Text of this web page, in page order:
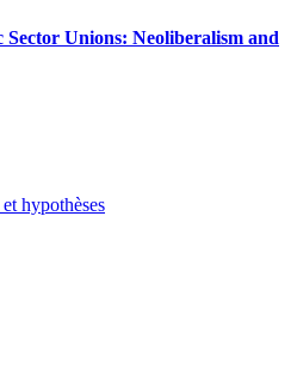
Unions: Neoliberalism and
hypothèses